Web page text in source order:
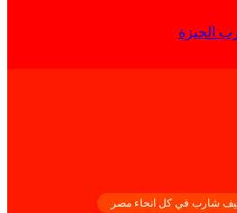
شارب في كل انحاء مصر